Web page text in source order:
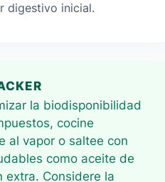
digestivo inicial.
la biodisponibilidad
cocine
al vapor o saltee con
como aceite de
extra. Considere la